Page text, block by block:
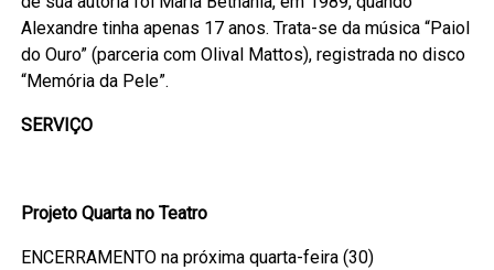
Alexandre tinha apenas 17 anos. Trata-se da música “Paiol
do Ouro” (parceria com Olival Mattos), registrada no disco
“Memória da Pele”.
SERVIÇO
Projeto Quarta no Teatro
ENCERRAMENTO na próxima quarta-feira (30)